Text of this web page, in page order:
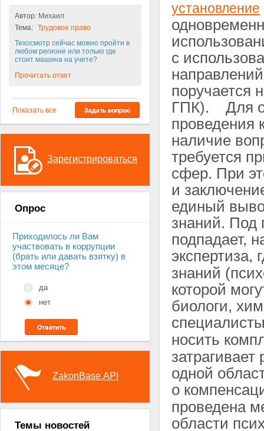
Автор: Михаил
Тема: Трудовое право
Техосмотр сейчас можно пройти в
любом регионе или только где
стоит машина на учете?
Прочитать ответ
Показать все
Зарегистрироваться
Опрос
Приходилось ли Вам
участвовать в коррупции
(брать или давать взятку) в
этом месяце?
да
нет
ZakonBase.API
Темы новостей
установление
с
поручается
ГПК). Для
проведения
наличие
требуется
сфер. При
и
единый
знаний. Под
подпадает,
экспертиза,
знаний
которой
биологи,
носить
одной
о
проведена
области